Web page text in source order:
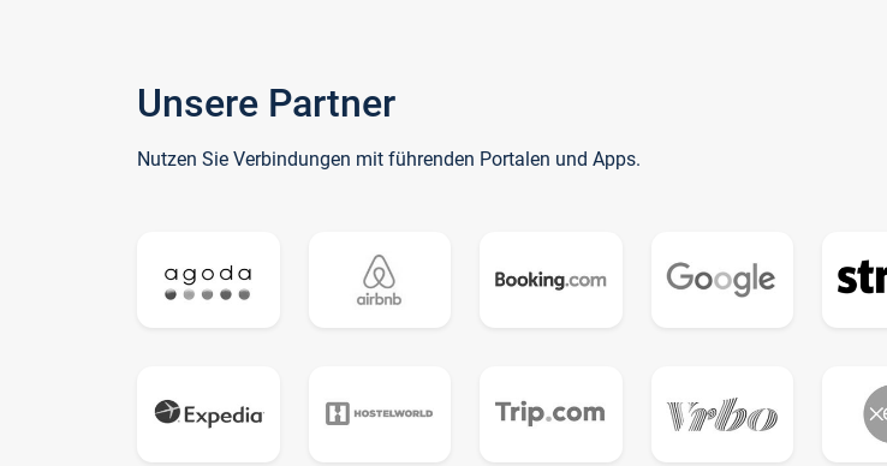
Unsere Partner
Nutzen Sie Verbindungen mit führenden Portalen und Apps.